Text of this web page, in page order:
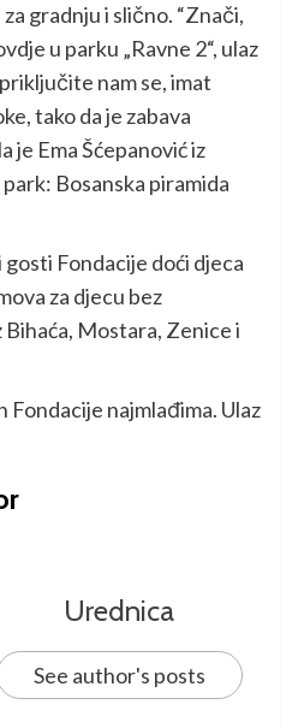
za gradnju i slično. “Znači,
u parku „Ravne 2“, ulaz
nam se, imat
tako da je zabava
je Ema Šćepanović iz
Bosanska piramida
gosti Fondacije doći djeca
za djecu bez
Mostara, Zenice i
Fondacije najmlađima. Ulaz
Urednica
See author's posts